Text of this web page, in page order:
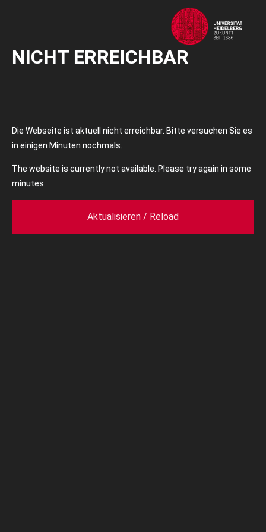
NICHT ERREICHBAR
Die Webseite ist aktuell nicht erreichbar. Bitte versuchen Sie es
in einigen Minuten nochmals.
The website is currently not available. Please try again in some
minutes.
Aktualisieren / Reload